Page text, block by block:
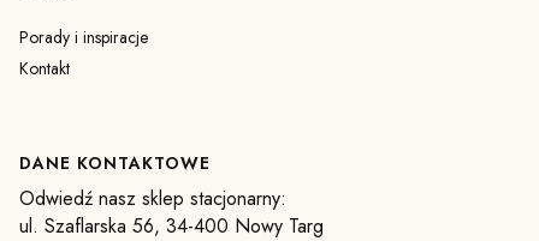
Porady i inspiracje
Kontakt
DANE KONTAKTOWE
Odwiedź nasz sklep stacjonarny:
ul. Szaflarska 56, 34-400 Nowy Targ